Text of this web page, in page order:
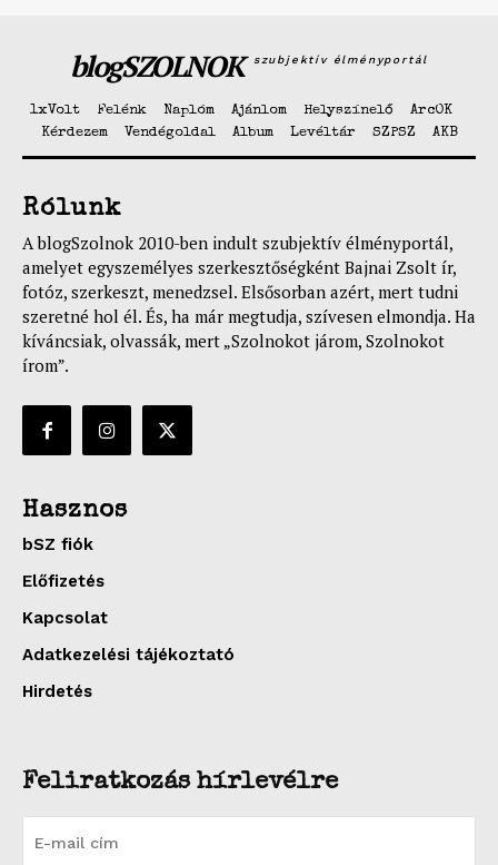
blogSZOLNOK szubjektív élményportál
1xVolt Felénk Naplóm Ajánlom Helyszínelő
ArcOK
Kérdezem
Vendégoldal Album Levéltár SZPSZ AKB
Rólunk
A blogSzolnok 2010-ben indult szubjektív élményportál,
amelyet egyszemélyes szerkesztőségként Bajnai Zsolt ír,
fotóz, szerkeszt, menedzsel. Elsősorban azért, mert tudni
szeretné hol él. És, ha már megtudja, szívesen elmondja. Ha
kíváncsiak, olvassák, mert „Szolnokot járom, Szolnokot
írom”.
Hasznos
bSZ fiók
Előfizetés
Kapcsolat
Adatkezelési tájékoztató
Hirdetés
Feliratkozás hírlevélre